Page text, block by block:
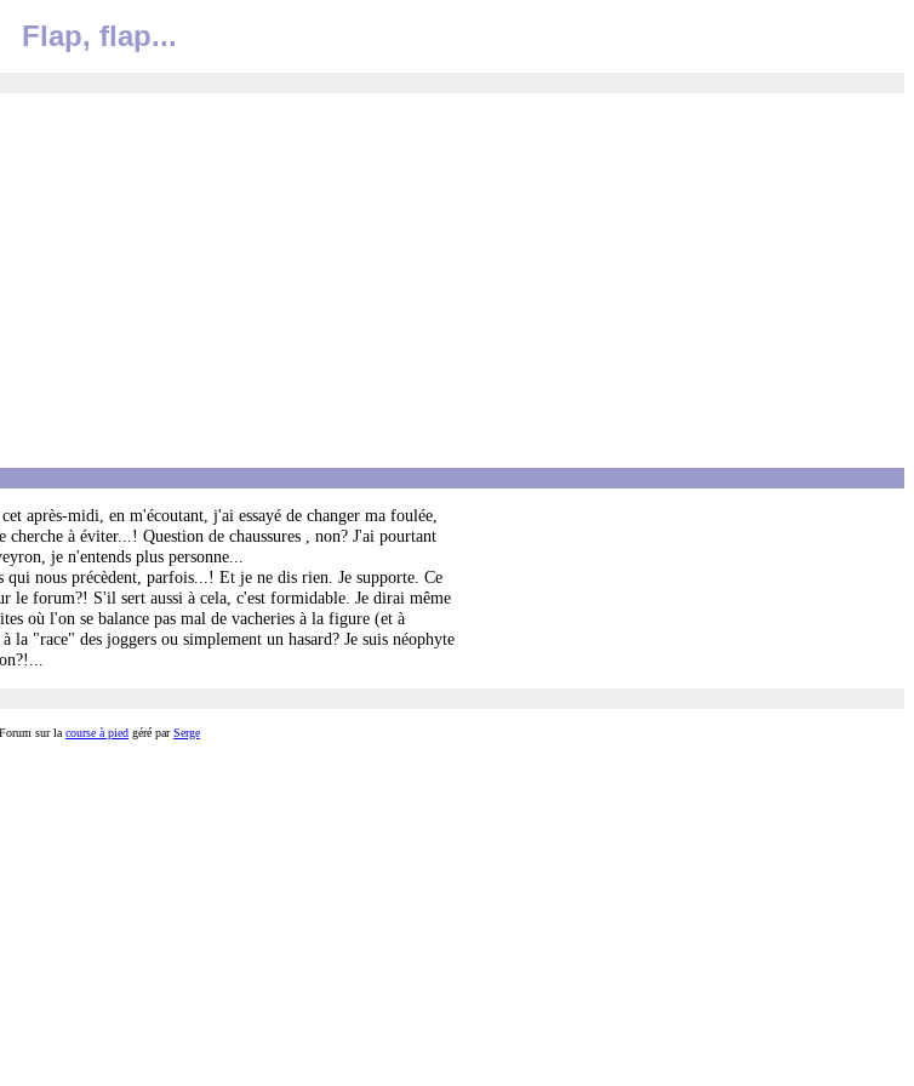
Flap, flap...
après-midi, en m'écoutant, j'ai essayé de changer ma foulée,
à éviter...! Question de chaussures , non? J'ai pourtant
je n'entends plus personne...
nous précèdent, parfois...! Et je ne dis rien. Je supporte. Ce
le forum?! S'il sert aussi à cela, c'est formidable. Je dirai même
où l'on se balance pas mal de vacheries à la figure (et à
"race" des joggers ou simplement un hasard? Je suis néophyte
Forum sur la course à pied géré parSerge